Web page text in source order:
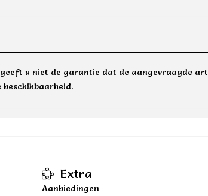
u niet de garantie dat de aangevraagde
Extra
Aanbiedingen